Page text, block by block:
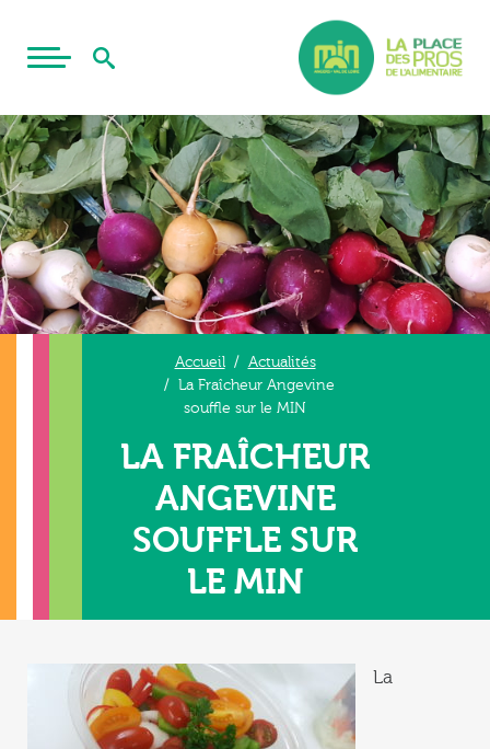
Accueil
Actualités
La Fraîcheur Angevine
souffle sur le MIN
LA FRAÎCHEUR
ANGEVINE
SOUFFLE SUR
LE MIN
La